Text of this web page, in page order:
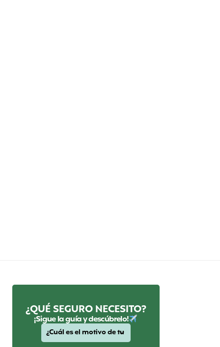
¿QUÉ SEGURO NECESITO?
¡Sigue la guía y descúbrelo!